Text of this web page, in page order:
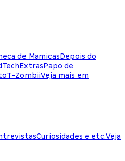
de MamicasDepois do
ExtrasPapo de
T-ZombiiVeja mais em
Curiosidades e etc.Veja